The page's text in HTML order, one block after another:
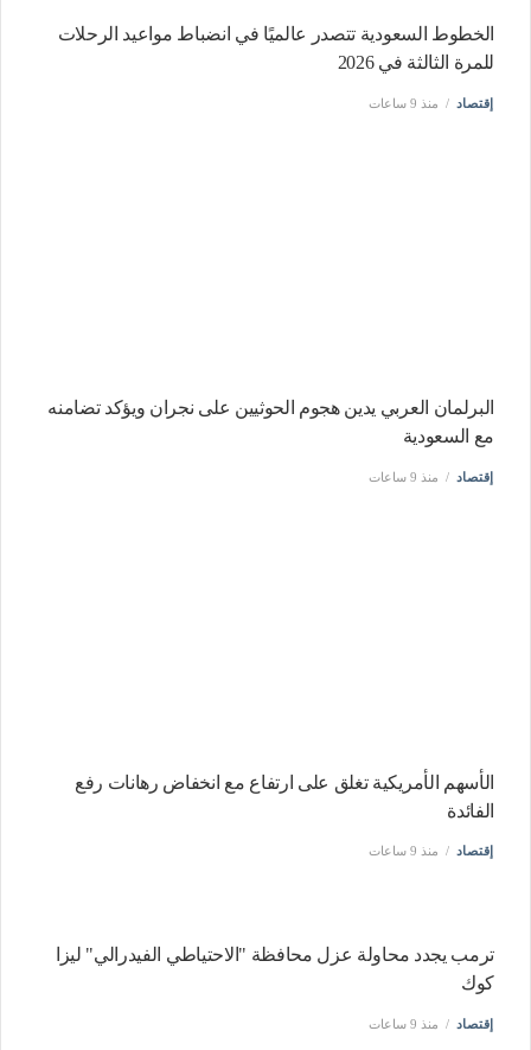
الخطوط السعودية تتصدر عالميًا في انضباط مواعيد الرحلات
للمرة الثالثة في 2026
إقتصاد منذ 9 ساعات
البرلمان العربي يدين هجوم الحوثيين على نجران ويؤكد تضامنه
مع السعودية
إقتصاد منذ 9 ساعات
الأسهم الأمريكية تغلق على ارتفاع مع انخفاض رهانات رفع
الفائدة
إقتصاد منذ 9 ساعات
ترمب يجدد محاولة عزل محافظة "الاحتياطي الفيدرالي" ليزا
كوك
إقتصاد منذ 9 ساعات